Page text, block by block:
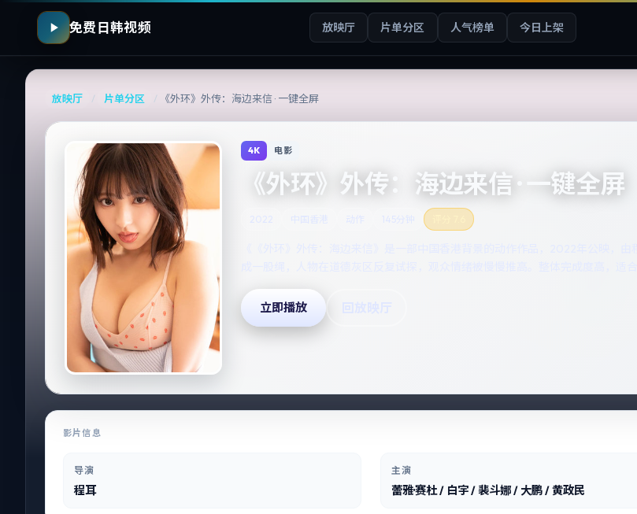
免费日韩视频 放映厅 片单分区 人气榜单 今日上架
放映厅 / 片单分区 / 《外环》外传：海边来信 · 一键全屏
4K 电影
《外环》外传：海边来信 · 一键全屏
立即播放
影片信息
导演
程耳
主演
蕾雅·赛杜 / 白宇 / 裴斗娜 / 大鹏 / 黄政民